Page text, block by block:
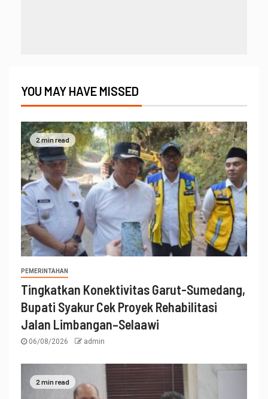
YOU MAY HAVE MISSED
2 min read
PEMERINTAHAN
Tingkatkan Konektivitas Garut-Sumedang,
Bupati Syakur Cek Proyek Rehabilitasi
Jalan Limbangan–Selaawi
06/08/2026 admin
2 min read